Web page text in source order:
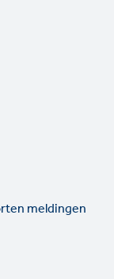
meldingen